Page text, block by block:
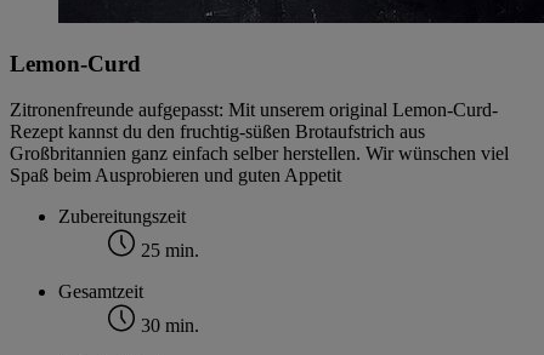
Lemon-Curd
Zitronenfreunde aufgepasst: Mit unserem original Lemon-Curd-
Rezept kannst du den fruchtig-süßen Brotaufstrich aus
Großbritannien ganz einfach selber herstellen. Wir wünschen viel
Spaß beim Ausprobieren und guten Appetit
Zubereitungszeit
25 min.
Gesamtzeit
30 min.